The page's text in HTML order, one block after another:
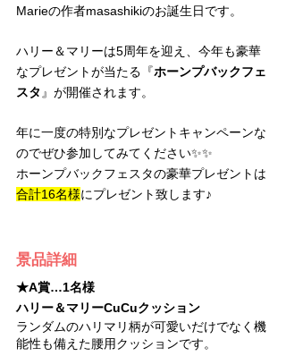
Marieの作者masashikiのお誕生日です。
ハリー＆マリーは5周年を迎え、今年も豪華
なプレゼントが当たる『ホーンプバックフェ
スタ 』が開催されます。
年に一度の特別なプレゼントキャンペーンな
のでぜひ参加してみてください✨✨
ホーンプバックフェスタの豪華プレゼントは
合計16名様にプレゼント致します♪
景品詳細
★A賞…1名様
ハリー＆マリーCuCuクッション
ランダムのハリマリ柄が可愛いだけでなく機
能性も備えた腰用クッションです。